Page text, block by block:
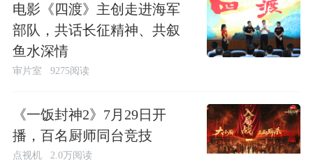
电影《四渡》主创走进海军
部队，共话长征精神、共叙
鱼水深情
审片室 9275阅读
《一饭封神2》7月29日开
播，百名厨师同台竞技
点视机 2.0万阅读